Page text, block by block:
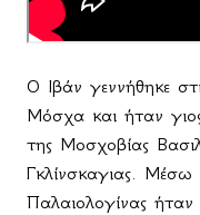
Ο Ιβάν γεννήθηκε
Μόσχα και ήταν
της Μοσχοβίας
Γκλίνσκαγιας. Μέσω
Παλαιολογίνας